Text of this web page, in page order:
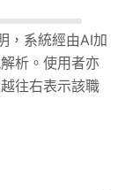
，系統經由AI加
析。使用者亦
往右表示該職